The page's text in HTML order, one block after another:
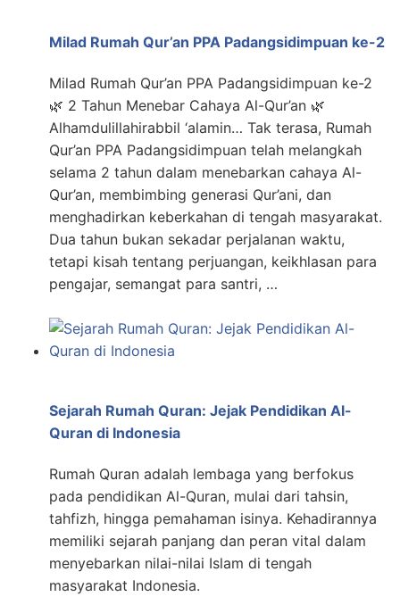
Milad Rumah Qur’an PPA Padangsidimpuan ke-2
Milad Rumah Qur’an PPA Padangsidimpuan ke-2
🌿 2 Tahun Menebar Cahaya Al-Qur’an 🌿
Alhamdulillahirabbil ‘alamin… Tak terasa, Rumah
Qur’an PPA Padangsidimpuan telah melangkah
selama 2 tahun dalam menebarkan cahaya Al-
Qur’an, membimbing generasi Qur’ani, dan
menghadirkan keberkahan di tengah masyarakat.
Dua tahun bukan sekadar perjalanan waktu,
tetapi kisah tentang perjuangan, keikhlasan para
pengajar, semangat para santri, …
Sejarah Rumah Quran: Jejak Pendidikan Al-
Quran di Indonesia
Rumah Quran adalah lembaga yang berfokus
pada pendidikan Al-Quran, mulai dari tahsin,
tahfizh, hingga pemahaman isinya. Kehadirannya
memiliki sejarah panjang dan peran vital dalam
menyebarkan nilai-nilai Islam di tengah
masyarakat Indonesia.